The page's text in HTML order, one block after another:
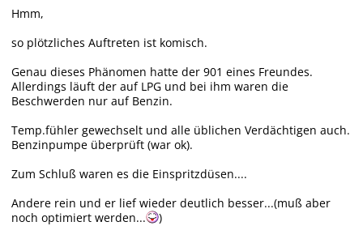
Hmm,
so plötzliches Auftreten ist komisch.
Genau dieses Phänomen hatte der 901 eines Freundes.
Allerdings läuft der auf LPG und bei ihm waren die
Beschwerden nur auf Benzin.
Temp.fühler gewechselt und alle üblichen Verdächtigen auch.
Benzinpumpe überprüft (war ok).
Zum Schluß waren es die Einspritzdüsen....
Andere rein und er lief wieder deutlich besser...(muß aber
noch optimiert werden...
)